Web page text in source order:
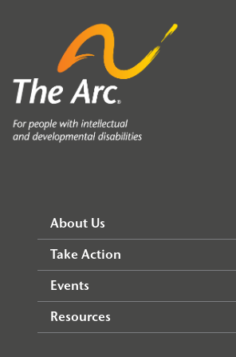
About Us
Take Action
Events
Resources